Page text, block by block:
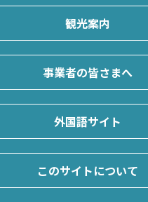
観光案内
事業者の皆さまへ
外国語サイト
このサイトについて